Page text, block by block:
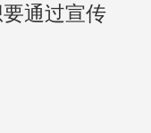
通过宣传